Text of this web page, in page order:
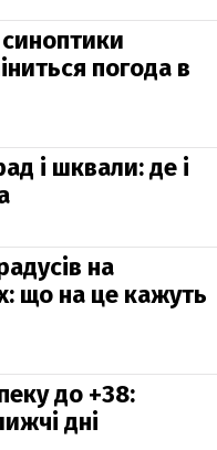
погода в
і шквали: де і
на
що на це кажуть
до +38:
дні